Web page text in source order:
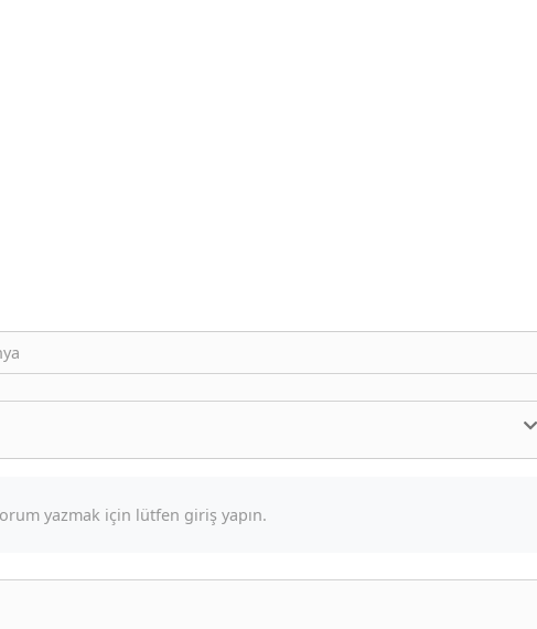
yazmak için lütfen giriş yapın.